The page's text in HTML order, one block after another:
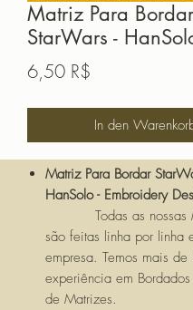
Matriz Para Bordar
StarWars -
6,50 R$
In den
Matriz Para Bordar
HanSolo - Embroidery
Todas as nossas
são feitas linha por linha
empresa. Temos mais
experiência em
de Matrizes.